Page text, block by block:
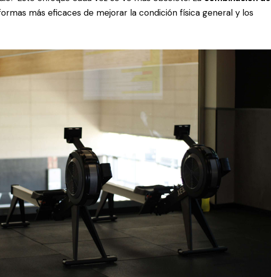
más eficaces de mejorar la condición física general y los